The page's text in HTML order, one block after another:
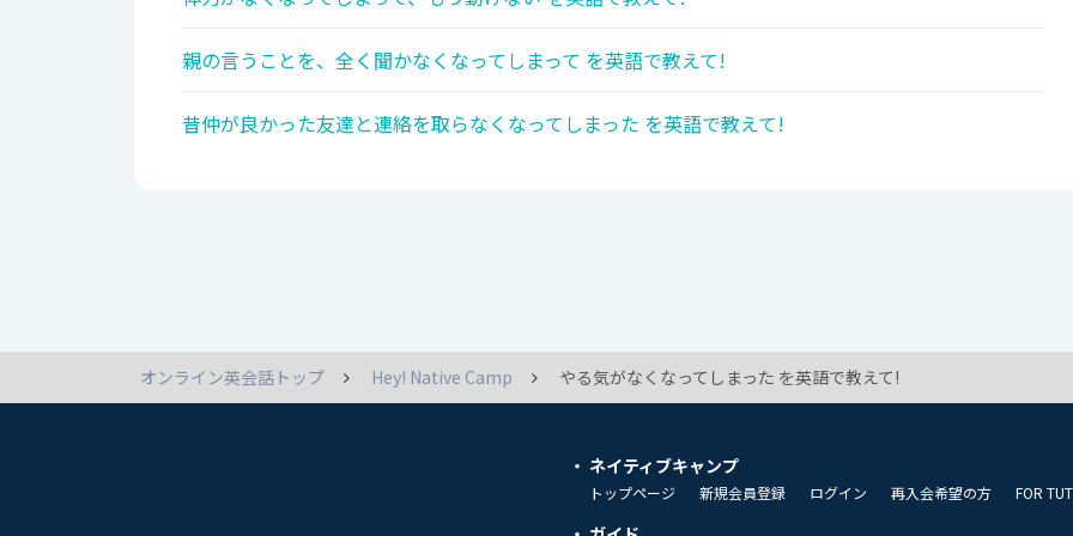
親の言うことを、全く聞かなくなってしまって を英語で教えて!
昔仲が良かった友達と連絡を取らなくなってしまった を英語で教えて!
オンライン英会話トップ Hey! Native Camp やる気がなくなってしまった を英語で教えて!
ネイティブキャンプ
トップページ 新規会員登録 ログイン 再入会希望の方 FOR